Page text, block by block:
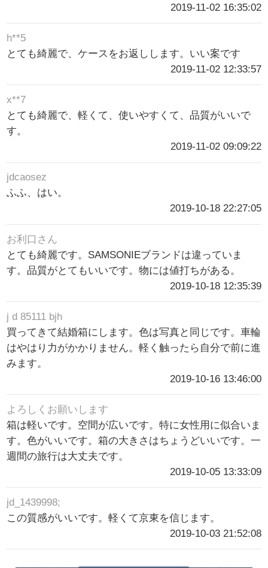
2019-11-02 16:35:02
h**5
とても綺麗で、ケースをお返しします。いい案です
2019-11-02 12:33:57
x**7
とても綺麗で、軽くて、使いやすくて、品質がいいで
す。
2019-11-02 09:09:22
jdcaosez
ふふ、はい。
2019-10-18 22:27:05
お利口さん
とても綺麗です。SAMSONIEブランドは違っていま
す。品質がとてもいいです。物には値打ちがある。
2019-10-18 12:35:39
j d 85111 bjh
買ってきて結婚箱にします。色は写真と同じです。車輪
はやはり力がかかりません。軽く触ったら自分で前に進
みます。
2019-10-16 13:46:00
よろしくお願いします
箱は軽いです。空間が広いです。特に女性用に似合いま
す。色がいいです。箱の大きさはちょうどいいです。一
週間の旅行は大丈夫です。
2019-10-05 13:33:09
jd_1439998;
この質感がいいです。軽くて京東を信じます。
2019-10-03 21:52:08